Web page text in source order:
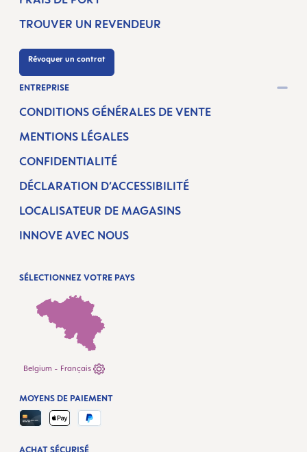
TROUVER UN REVENDEUR
Révoquer un contrat
ENTREPRISE
CONDITIONS GÉNÉRALES DE VENTE
MENTIONS LÉGALES
CONFIDENTIALITÉ
DÉCLARATION D’ACCESSIBILITÉ
LOCALISATEUR DE MAGASINS
INNOVE AVEC NOUS
SÉLECTIONNEZ VOTRE PAYS
Belgium - Français
ACHAT SÉCURISÉ
MOYENS DE PAIEMENT